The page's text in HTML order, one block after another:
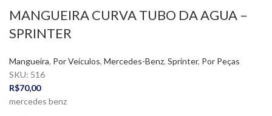
MANGUEIRA CURVA TUBO DA AGUA –
SPRINTER
Mangueira, Por Veículos, Mercedes-Benz, Sprinter, Por Peças
SKU: 516
R$70,00
mercedes benz